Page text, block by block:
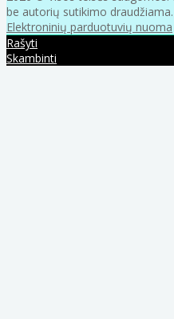
be autorių sutikimo draudžiama.
Elektroninių parduotuvių nuoma
Rašyti
Skambinti